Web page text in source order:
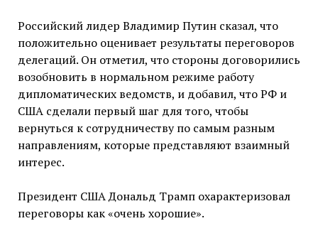
Российский лидер Владимир Путин сказал, что
положительно оценивает результаты переговоров
делегаций. Он отметил, что стороны договорились
возобновить в нормальном режиме работу
дипломатических ведомств, и добавил, что РФ и
США сделали первый шаг для того, чтобы
вернуться к сотрудничеству по самым разным
направлениям, которые представляют взаимный
интерес.
Президент США Дональд Трамп охарактеризовал
переговоры как «очень хорошие».